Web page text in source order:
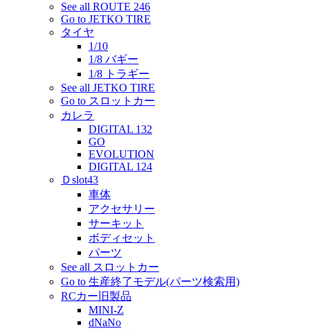
See all ROUTE 246
Go to JETKO TIRE
タイヤ
1/10
1/8 バギー
1/8 トラギー
See all JETKO TIRE
Go to スロットカー
カレラ
DIGITAL 132
GO
EVOLUTION
DIGITAL 124
Ｄslot43
車体
アクセサリー
サーキット
ボディセット
パーツ
See all スロットカー
Go to 生産終了モデル(パーツ検索用)
RCカー旧製品
MINI-Z
dNaNo